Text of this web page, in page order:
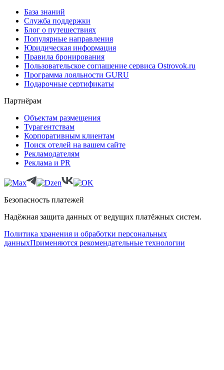
База знаний
Служба поддержки
Блог о путешествиях
Популярные направления
Юридическая информация
Правила бронирования
Пользовательское соглашение сервиса Ostrovok.ru
Программа лояльности GURU
Подарочные сертификаты
Партнёрам
Объектам размещения
Турагентствам
Корпоративным клиентам
Поиск отелей на вашем сайте
Рекламодателям
Реклама и PR
Безопасность платежей
Надёжная защита данных от ведущих платёжных систем.
Политика хранения и обработки персональных
данныхПрименяются рекомендательные технологии